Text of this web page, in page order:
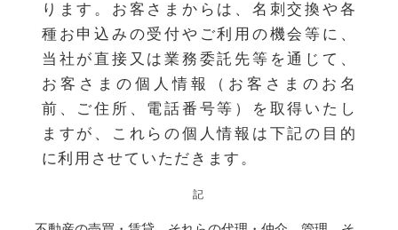
ります。お客さまからは、名刺交換や各
種お申込みの受付やご利用の機会等に、
当社が直接又は業務委託先等を通じて、
お客さまの個人情報（お客さまのお名
前、ご住所、電話番号等）を取得いたし
ますが、これらの個人情報は下記の目的
に利用させていただきます。
記